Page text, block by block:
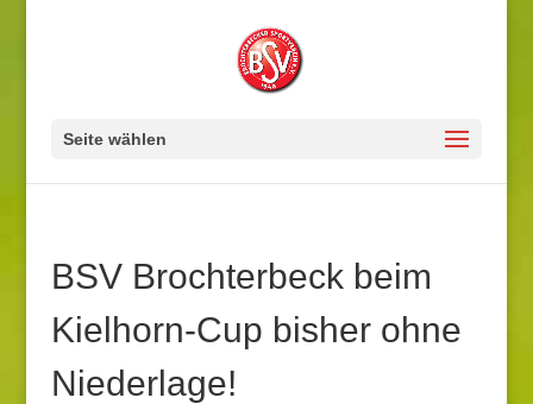
Seite wählen
BSV Brochterbeck beim
Kielhorn-Cup bisher ohne
Niederlage!